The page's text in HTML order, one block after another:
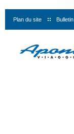
Plan du site Bulletin